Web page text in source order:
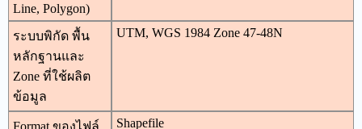
Line, Polygon)
ระบบพิกัด พื้น
หลักฐานและ
Zone ที่ใช้ผลิต
ข้อมูล
UTM, WGS 1984 Zone 47-48N
Format ของไฟล์
Shapefile